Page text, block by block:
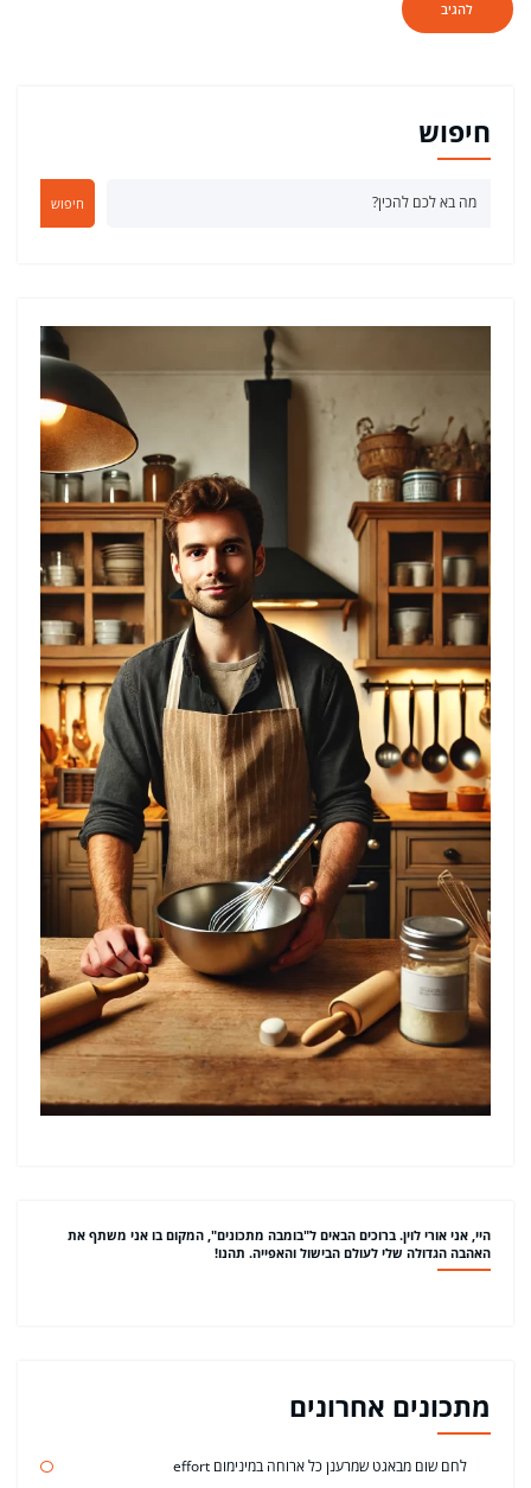
חיפוש
חיפוש
היי, אני אורי לוין. ברוכים הבאים ל"בומבה מתכונים", המקום בו אני משתף את
האהבה הגדולה שלי לעולם הבישול והאפייה. תהנו!
מתכונים אחרונים
לחם שום מבאגט שמרענן כל ארוחה במינימום effort